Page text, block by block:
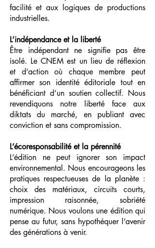
facilité et aux logiques de productions
industrielles.
L’indépendance et la liberté
Être indépendant ne signifie pas être
isolé. Le CNEM est un lieu de réflexion
et d’action où chaque membre peut
affirmer son identité éditoriale tout en
bénéficiant d’un soutien collectif. Nous
revendiquons notre liberté face aux
diktats du marché, en publiant avec
conviction et sans compromission.
L’écoresponsabilité et la pérennité
L’édition ne peut ignorer son impact
environnemental. Nous encourageons les
pratiques respectueuses de la planète :
choix des matériaux, circuits courts,
impression raisonnée, sobriété
numérique. Nous voulons une édition qui
pense au futur, sans hypothéquer l’avenir
des générations à venir.